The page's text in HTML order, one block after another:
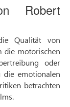
Robert
Qualität von
die motorischen
oder
die emotionalen
betrachten